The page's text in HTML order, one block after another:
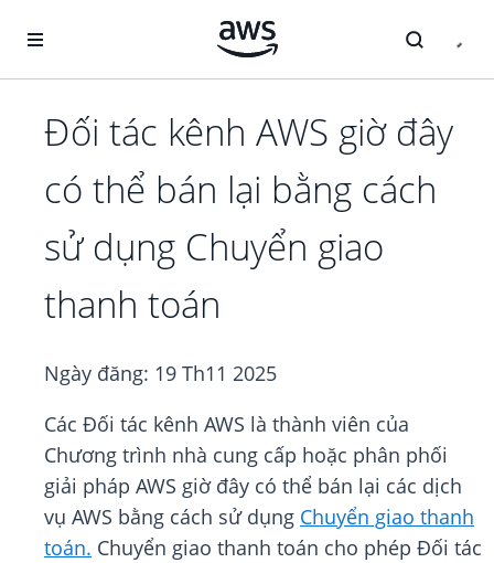
Đối tác kênh AWS giờ đây
có thể bán lại bằng cách
sử dụng Chuyển giao
thanh toán
Ngày đăng: 19 Th11 2025
Các Đối tác kênh AWS là thành viên của
Chương trình nhà cung cấp hoặc phân phối
giải pháp AWS giờ đây có thể bán lại các dịch
vụ AWS bằng cách sử dụng Chuyển giao thanh
toán. Chuyển giao thanh toán cho phép Đối tác